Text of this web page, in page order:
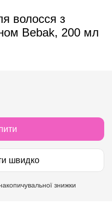
волосся з
Bebak, 200 мл
швидко
знижки